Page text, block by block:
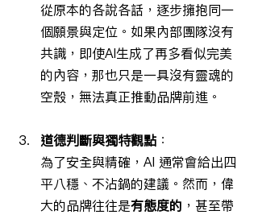
從原本的各說各話，逐步擁抱同一
個願景與定位。如果內部團隊沒有
共識，即使AI生成了再多看似完美
的內容，那也只是一具沒有靈魂的
空殼，無法真正推動品牌前進。
道德判斷與獨特觀點 ：
為了安全與精確，AI 通常會給出四
平八穩、不沾鍋的建議。然而，偉
大的品牌往往是有態度的 ，甚至帶